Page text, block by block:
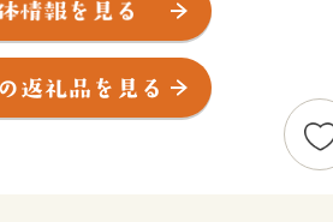
境では、出荷量全道一の出荷量を誇
「ニㇱパの恋人」シリーズのトマト
柄牛の「びらとり和牛」、ゆめぴり
賞した「ゆめぴりか」など全国に誇れ